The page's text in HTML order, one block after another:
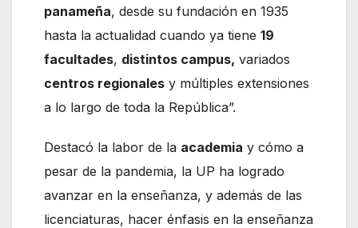
panameña, desde su fundación en 1935
hasta la actualidad cuando ya tiene 19
facultades, distintos campus, variados
centros regionales y múltiples extensiones
a lo largo de toda la República”.
Destacó la labor de la academia y cómo a
pesar de la pandemia, la UP ha logrado
avanzar en la enseñanza, y además de las
licenciaturas, hacer énfasis en la enseñanza